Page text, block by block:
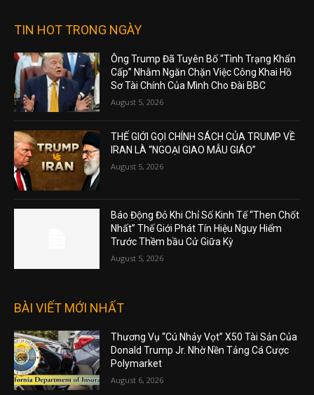
TIN HOT TRONG NGÀY
Ông Trump Đã Tuyên Bố “Tình Trạng Khẩn
Cấp” Nhằm Ngăn Chặn Việc Công Khai Hồ
Sơ Tài Chính Của Mình Cho Đài BBC
August 5, 2026
THẾ GIỚI GỌI CHÍNH SÁCH CỦA TRUMP VỀ
IRAN LÀ “NGOẠI GIAO MẪU GIÁO”
August 5, 2026
Báo Động Đỏ Khi Chỉ Số Kinh Tế “Then Chốt
Nhất” Thế Giới Phát Tín Hiệu Nguy Hiểm
Trước Thềm bầu Cử Giữa Kỳ
August 5, 2026
BÀI VIẾT MỚI NHẤT
Thương Vụ “Cú Nhảy Vọt” X50 Tài Sản Của
Donald Trump Jr. Nhờ Nền Tảng Cá Cược
Polymarket
August 6, 2026